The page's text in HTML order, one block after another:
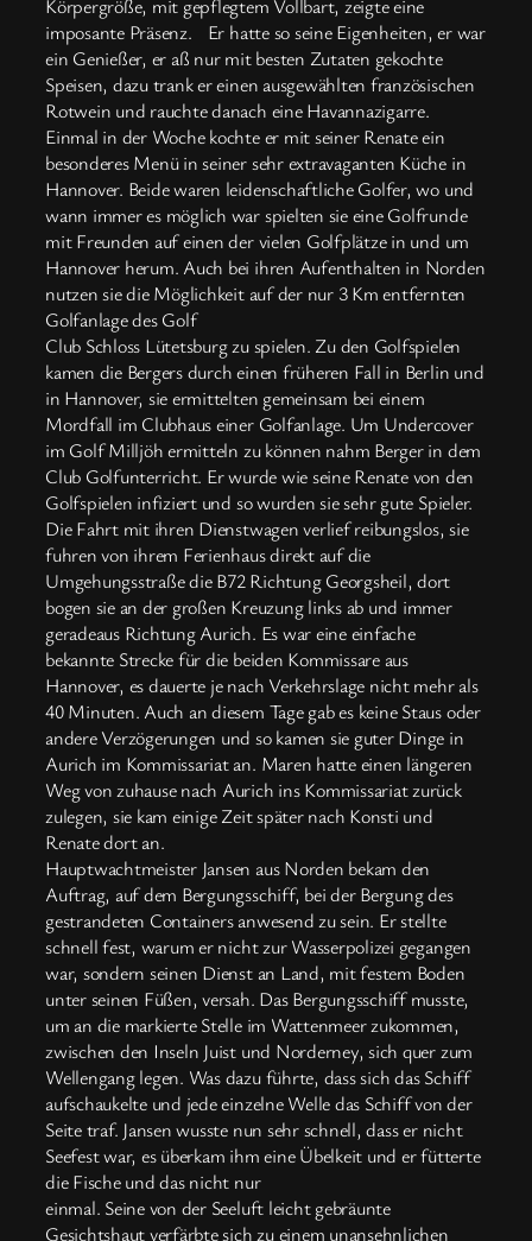
Körpergröße, mit gepflegtem Vollbart, zeigte eine
imposante Präsenz. Er hatte so seine Eigenheiten, er war
ein Genießer, er aß nur mit besten Zutaten gekochte
Speisen, dazu trank er einen ausgewählten französischen
Rotwein und rauchte danach eine Havannazigarre.
Einmal in der Woche kochte er mit seiner Renate ein
besonderes Menü in seiner sehr extravaganten Küche in
Hannover. Beide waren leidenschaftliche Golfer, wo und
wann immer es möglich war spielten sie eine Golfrunde
mit Freunden auf einen der vielen Golfplätze in und um
Hannover herum. Auch bei ihren Aufenthalten in Norden
nutzen sie die Möglichkeit auf der nur 3 Km entfernten
Golfanlage des Golf
Club Schloss Lütetsburg zu spielen. Zu den Golfspielen
kamen die Bergers durch einen früheren Fall in Berlin und
in Hannover, sie ermittelten gemeinsam bei einem
Mordfall im Clubhaus einer Golfanlage. Um Undercover
im Golf Milljöh ermitteln zu können nahm Berger in dem
Club Golfunterricht. Er wurde wie seine Renate von den
Golfspielen infiziert und so wurden sie sehr gute Spieler.
Die Fahrt mit ihren Dienstwagen verlief reibungslos, sie
fuhren von ihrem Ferienhaus direkt auf die
Umgehungsstraße die B72 Richtung Georgsheil, dort
bogen sie an der großen Kreuzung links ab und immer
geradeaus Richtung Aurich. Es war eine einfache
bekannte Strecke für die beiden Kommissare aus
Hannover, es dauerte je nach Verkehrslage nicht mehr als
40 Minuten. Auch an diesem Tage gab es keine Staus oder
andere Verzögerungen und so kamen sie guter Dinge in
Aurich im Kommissariat an. Maren hatte einen längeren
Weg von zuhause nach Aurich ins Kommissariat zurück
zulegen, sie kam einige Zeit später nach Konsti und
Renate dort an.
Hauptwachtmeister Jansen aus Norden bekam den
Auftrag, auf dem Bergungsschiff, bei der Bergung des
gestrandeten Containers anwesend zu sein. Er stellte
schnell fest, warum er nicht zur Wasserpolizei gegangen
war, sondern seinen Dienst an Land, mit festem Boden
unter seinen Füßen, versah. Das Bergungsschiff musste,
um an die markierte Stelle im Wattenmeer zukommen,
zwischen den Inseln Juist und Norderney, sich quer zum
Wellengang legen. Was dazu führte, dass sich das Schiff
aufschaukelte und jede einzelne Welle das Schiff von der
Seite traf. Jansen wusste nun sehr schnell, dass er nicht
Seefest war, es überkam ihm eine Übelkeit und er fütterte
die Fische und das nicht nur
einmal. Seine von der Seeluft leicht gebräunte
Gesichtshaut verfärbte sich zu einem unansehnlichen